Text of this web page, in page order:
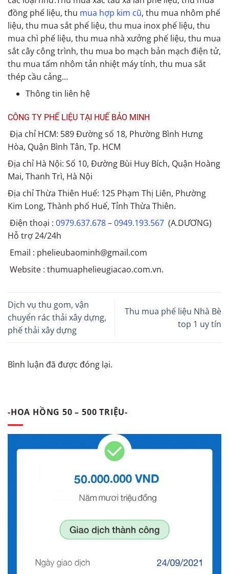
đồng phế liệu, thu mua hợp kim cũ, thu mua nhôm phế
liệu, thu mua sắt phế liệu, thu mua inox phế liệu, thu
mua chì phế liệu, thu mua nhà xưởng phế liệu, thu mua
sắt cây công trình, thu mua bo mạch bản mạch điện tử,
thu mua tấm nhôm tản nhiệt máy tính, thu mua sắt
thép cầu cảng…
Thông tin liên hệ
CÔNG TY PHẾ LIỆU TẠI HUẾ BẢO MINH
Địa chỉ HCM: 589 Đường số 18, Phường Bình Hưng
Hòa, Quận Bình Tân, Tp. HCM
Địa chỉ Hà Nội: Số 10, Đường Bùi Huy Bích, Quận Hoàng
Mai, Thanh Trì, Hà Nội
Địa chỉ Thừa Thiên Huế: 125 Phạm Thị Liên, Phường
Kim Long, Thành phố Huế, Tỉnh Thừa Thiên.
Điện thoại : 0979.637.678–0949.193.567 (A.DƯƠNG)
Hỗ trợ 24/24h
Email : phelieubaominh@gmail.com
Website : thumuaphelieugiacao.com.vn.
Dịch vụ thu gom, vận
chuyển rác thải xây dựng,
phế thải xây dựng
Thu mua phế liệu Nhà Bè
top 1 uy tín
Bình luận đã được đóng lại.
-HOA HỒNG 50 – 500 TRIỆU-